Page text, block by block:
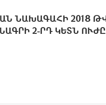
ՆԱԽԱԳԱՀԻ 2018
2-ՐԴ ԿԵՏՆ